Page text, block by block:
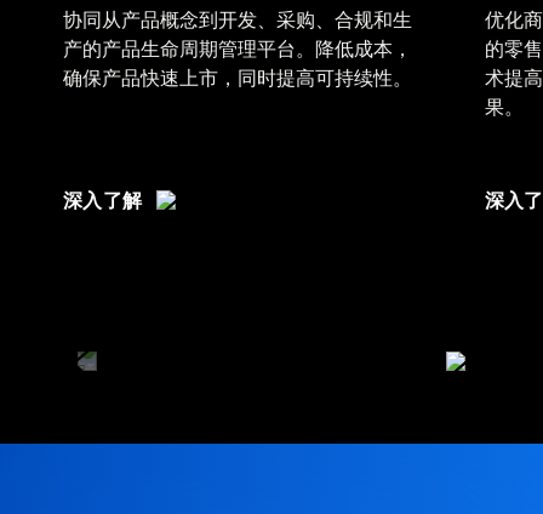
协同从产品概念到开发、采购、合规和生
产的产品生命周期管理平台。降低成本，
确保产品快速上市，同时提高可持续性。
深入了解
优化
的零
术提
果。
深入